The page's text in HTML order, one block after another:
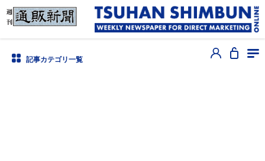
記事カテゴリ一覧